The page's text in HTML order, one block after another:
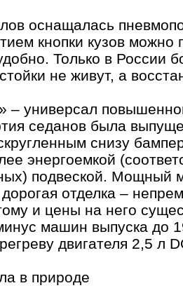
оснащалась
кнопки кузов можно
Только в России
не живут, а
– универсал
седанов была
снизу
энергоемкой
подвеской. Мощный
отделка –
и цены на него
машин выпуска до
двигателя 2,5 л
в природе